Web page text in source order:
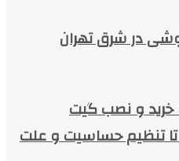
در شرق تهران
خرید و نصب گیت
تنظیم حساسیت و علت